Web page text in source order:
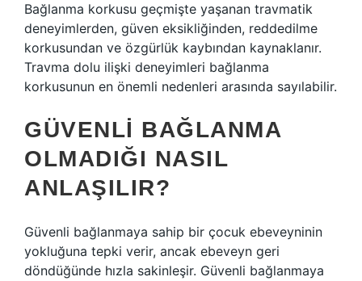
Bağlanma korkusu geçmişte yaşanan travmatik
deneyimlerden, güven eksikliğinden, reddedilme
korkusundan ve özgürlük kaybından kaynaklanır.
Travma dolu ilişki deneyimleri bağlanma
korkusunun en önemli nedenleri arasında sayılabilir.
GÜVENLI BAĞLANMA
OLMADIĞI NASIL
ANLAŞILIR?
Güvenli bağlanmaya sahip bir çocuk ebeveyninin
yokluğuna tepki verir, ancak ebeveyn geri
döndüğünde hızla sakinleşir. Güvenli bağlanmaya